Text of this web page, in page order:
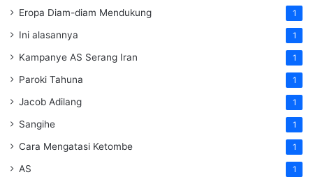
Eropa Diam-diam Mendukung 1
Ini alasannya 1
Kampanye AS Serang Iran 1
Paroki Tahuna 1
Jacob Adilang 1
Sangihe 1
Cara Mengatasi Ketombe 1
AS 1